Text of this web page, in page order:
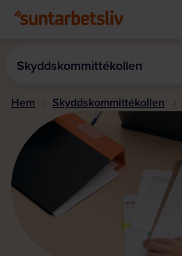
Skyddskommittékollen
Hem Skyddskommittékollen